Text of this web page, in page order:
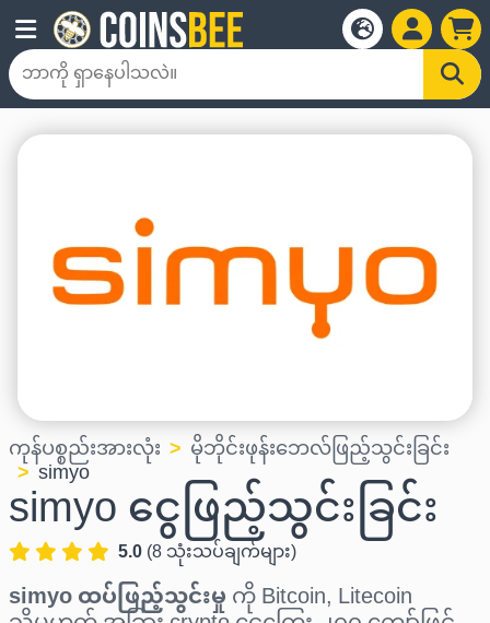
ကုန်ပစ္စည်းအားလုံး မိုဘိုင်းဖုန်းဘေလ်ဖြည့်သွင်းခြင်း
simyo
simyo ငွေဖြည့်သွင်းခြင်း
5.0(8သုံးသပ်ချက်များ)
simyo ထပ်ဖြည့်သွင်းမှုကို Bitcoin, Litecoin